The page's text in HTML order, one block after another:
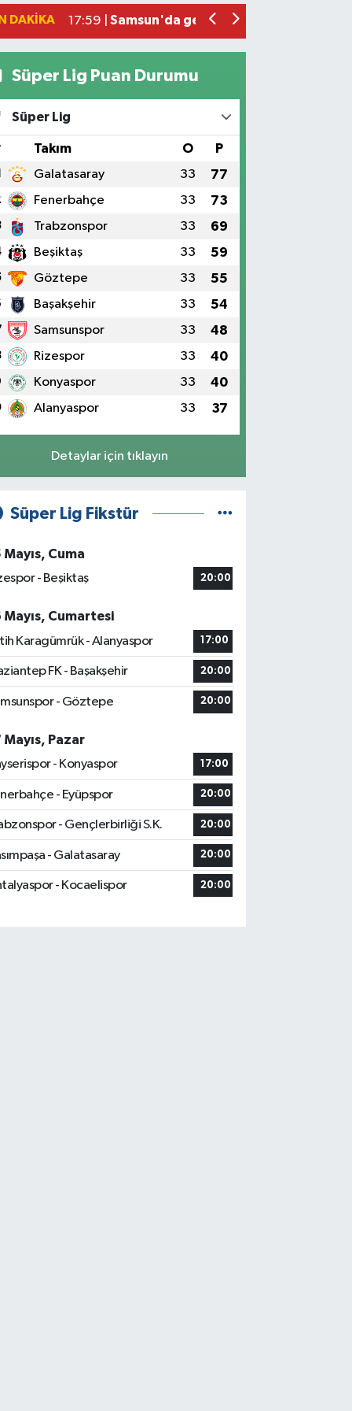
DAKIKA
17:59 | Samsun'da genç kadının
Süper Lig Puan Durumu
Süper Lig
Takım O P
Galatasaray 33 77
Fenerbahçe 33 73
Trabzonspor 33 69
Beşiktaş 33 59
Göztepe 33 55
Başakşehir 33 54
Samsunspor 33 48
Rizespor 33 40
Konyaspor 33 40
Alanyaspor 33 37
Detaylar için tıklayın
Süper Lig Fikstür
Mayıs, Cuma
- Beşiktaş
20:00
Mayıs, Cumartesi
Karagümrük - Alanyaspor
17:00
FK - Başakşehir 20:00
- Göztepe 20:00
Mayıs, Pazar
- Konyaspor
17:00
- Eyüpspor 20:00
- Gençlerbirliği S.K. 20:00
- Galatasaray 20:00
- Kocaelispor 20:00